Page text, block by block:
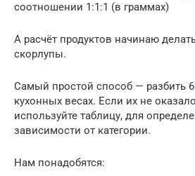
соотношении 1:1:1 (в граммах)
А расчёт продуктов начинаю
скорлупы.
Самый простой способ — разбить
кухонных весах. Если их не
используйте таблицу, для
зависимости от категории.
Нам понадобятся: